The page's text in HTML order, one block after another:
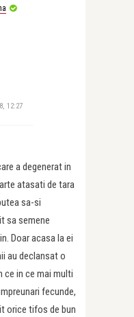
12:27
a degenerat in
atasati de tara
sa-si
sa semene
Doar acasa la ei
au declansat o
ce in ce mai multi
fecunde,
orice tifos de bun